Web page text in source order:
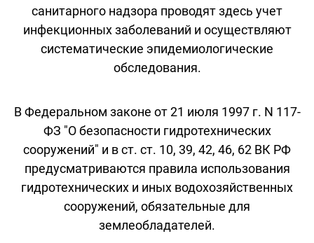
санитарного надзора проводят здесь учет
инфекционных заболеваний и осуществляют
систематические эпидемиологические
обследования.
В Федеральном законе от 21 июля 1997 г. N 117-
ФЗ "О безопасности гидротехнических
сооружений" и в ст. ст. 10, 39, 42, 46, 62 ВК РФ
предусматриваются правила использования
гидротехнических и иных водохозяйственных
сооружений, обязательные для
землеобладателей.